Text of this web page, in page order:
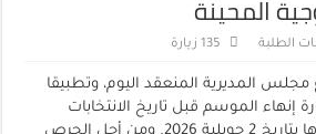
المحينة
الطلبة 135 زيارة
مجلس المديرية المنعقد اليوم، وتطبيقا
إنهاء الموسم قبل تاريخ الانتخابات